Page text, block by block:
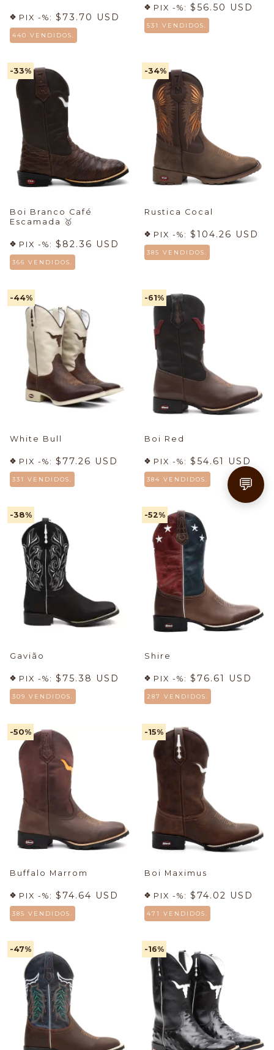
PIX -%: $73.70 USD
440 VENDIDOS.
PIX -%: $56.50 USD
531 VENDIDOS.
-33%
Boi Branco Café
Escamada
🥇
PIX -%: $82.36 USD
366 VENDIDOS.
-34%
Rustica Cocal
PIX -%: $104.26 USD
385 VENDIDOS.
-44%
White Bull
PIX -%: $77.26 USD
331 VENDIDOS.
-61%
Boi Red
PIX -%: $54.61 USD
384 VENDIDOS.
-38%
Gavião
PIX -%: $75.38 USD
309 VENDIDOS.
-52%
Shire
PIX -%: $76.61 USD
287 VENDIDOS.
-50%
Buffalo Marrom
PIX -%: $74.64 USD
385 VENDIDOS.
-15%
Boi Maximus
PIX -%: $74.02 USD
471 VENDIDOS.
-47% -16%
💬